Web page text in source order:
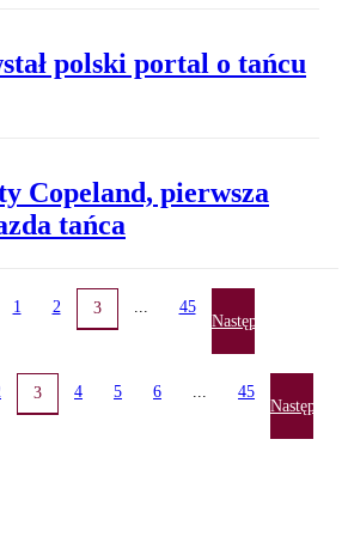
polski portal o tańcu
Copeland, pierwsza
tańca
1 2 3 ... 45
Następna
3 4 5 6 ... 45
Następna